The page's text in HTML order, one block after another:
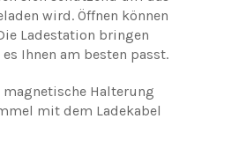
wird. Öffnen können
Ladestation bringen
Ihnen am besten passt.
Halterung
mit dem Ladekabel